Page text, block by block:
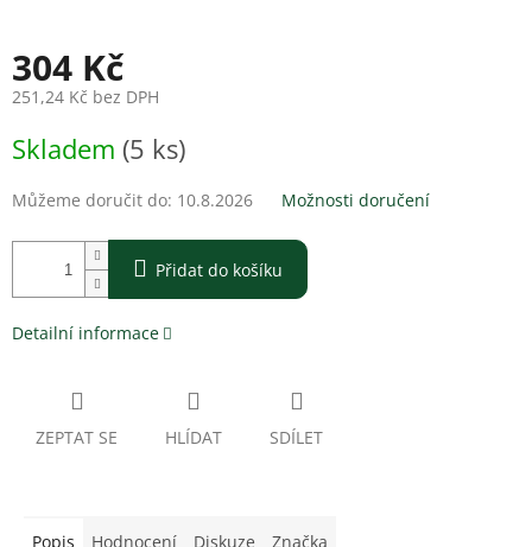
304 Kč
251,24 Kč bez DPH
cena:
Skladem (5 ks)
Můžeme doručit do: 10.8.2026 Možnosti doručení
Přidat do košíku
Detailní informace
ZEPTAT SE HLÍDAT SDÍLET
Popis Hodnocení Diskuze Značka